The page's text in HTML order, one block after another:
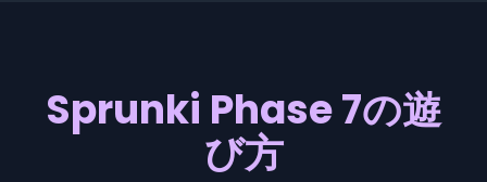
Sprunki Phase 7の遊
び方